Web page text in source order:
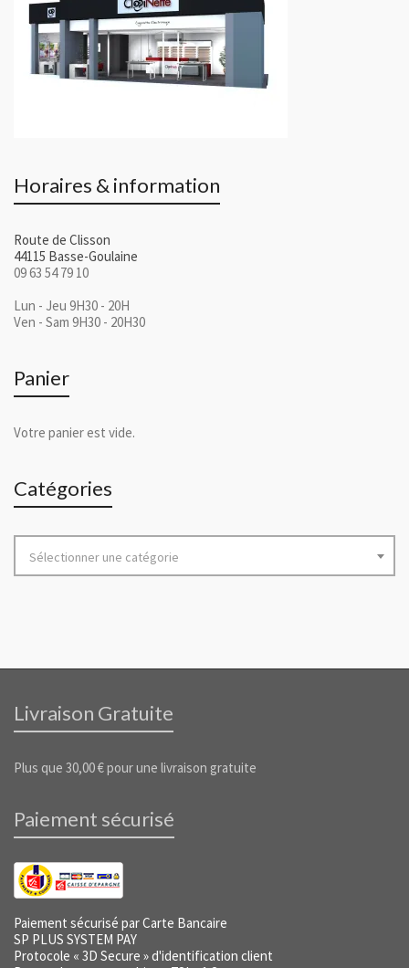
Horaires & information
Route de Clisson
44115 Basse-Goulaine
09 63 54 79 10
Lun - Jeu 9H30 - 20H
Ven - Sam 9H30 - 20H30
Panier
Votre panier est vide.
Catégories
Sélectionner une catégorie
Livraison Gratuite
Plus que 30,00€pour une livraison gratuite
Paiement sécurisé
Paiement sécurisé par Carte Bancaire
SP PLUS SYSTEM PAY
Protocole « 3D Secure » d'identification client